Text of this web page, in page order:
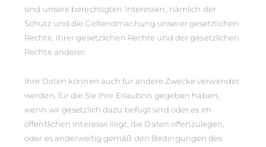
sind unsere berechtigten Interessen, nämlich der
Schutz und die Geltendmachung unserer gesetzlichen
Rechte, Ihrer gesetzlichen Rechte und der gesetzlichen
Rechte anderer.
Ihre Daten können auch für andere Zwecke verwendet
werden, für die Sie Ihre Erlaubnis gegeben haben,
wenn wir gesetzlich dazu befugt sind oder es im
öffentlichen Interesse liegt, die Daten offenzulegen,
oder es anderweitig gemäß den Bedingungen des